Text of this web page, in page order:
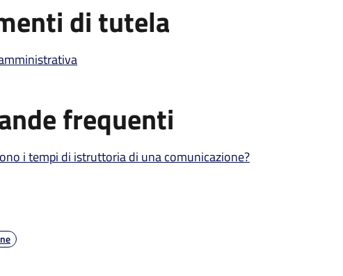
di tutela
frequenti
i tempi di istruttoria di una comunicazione?